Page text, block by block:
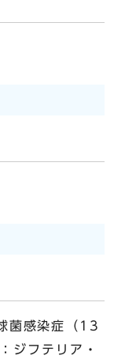
菌感染症（13
ジフテリア・